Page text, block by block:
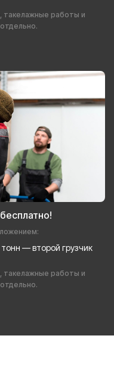
такелажные работы и
— второй грузчик
такелажные работы и